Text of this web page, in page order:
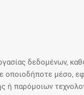
δεδομένων,
μέσο,
ή παρόμοιων